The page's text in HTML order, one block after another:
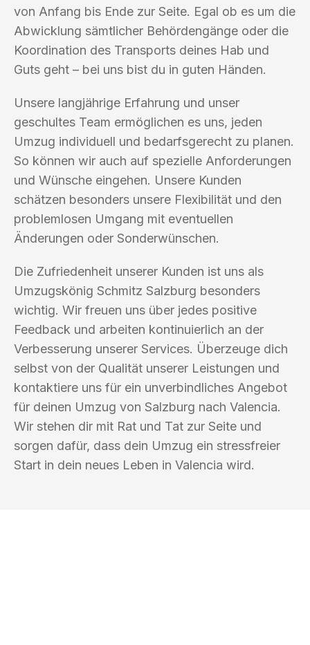
von Anfang bis Ende zur Seite. Egal ob es um die
Abwicklung sämtlicher Behördengänge oder die
Koordination des Transports deines Hab und
Guts geht – bei uns bist du in guten Händen.
Unsere langjährige Erfahrung und unser
geschultes Team ermöglichen es uns, jeden
Umzug individuell und bedarfsgerecht zu planen.
So können wir auch auf spezielle Anforderungen
und Wünsche eingehen. Unsere Kunden
schätzen besonders unsere Flexibilität und den
problemlosen Umgang mit eventuellen
Änderungen oder Sonderwünschen.
Die Zufriedenheit unserer Kunden ist uns als
Umzugskönig Schmitz Salzburg besonders
wichtig. Wir freuen uns über jedes positive
Feedback und arbeiten kontinuierlich an der
Verbesserung unserer Services. Überzeuge dich
selbst von der Qualität unserer Leistungen und
kontaktiere uns für ein unverbindliches Angebot
für deinen Umzug von Salzburg nach Valencia.
Wir stehen dir mit Rat und Tat zur Seite und
sorgen dafür, dass dein Umzug ein stressfreier
Start in dein neues Leben in Valencia wird.